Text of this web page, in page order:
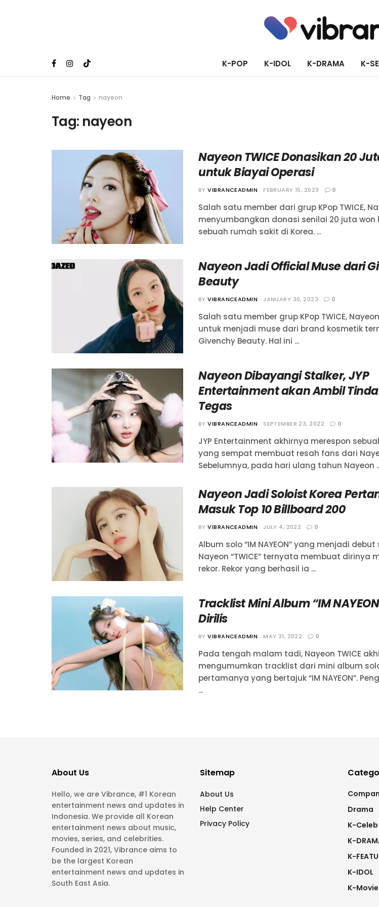
K-POP K-IDOL K-DRAMA K-
Home Tag nayeon
Tag: nayeon
Nayeon TWICE Donasikan 20
untuk Biayai Operasi
BY VIBRANCEADMIN FEBRUARY 15, 2023 0
Salah satu member dari grup KPop TWICE,
menyumbangkan donasi senilai 20 juta won
sebuah rumah sakit di Korea. ...
Nayeon Jadi Official Muse dari
Beauty
BY VIBRANCEADMIN JANUARY 30, 2023 0
Salah satu member grup KPop TWICE,
untuk menjadi muse dari brand kosmetik
Givenchy Beauty. Hal ini ...
Nayeon Dibayangi Stalker, JYP
Entertainment akan Ambil
Tegas
BY VIBRANCEADMIN SEPTEMBER 23, 2022 0
JYP Entertainment akhirnya merespon
yang sempat membuat resah fans dari
Sebelumnya, pada hari ulang tahun Nayeon
Nayeon Jadi Soloist Korea
Masuk Top 10 Billboard 200
BY VIBRANCEADMIN JULY 4, 2022 0
Album solo “IM NAYEON” yang menjadi
Nayeon “TWICE” ternyata membuat dirinya
rekor. Rekor yang berhasil ia ...
Tracklist Mini Album “IM
Dirilis
BY VIBRANCEADMIN MAY 31, 2022 0
Pada tengah malam tadi, Nayeon TWICE
mengumumkan tracklist dari mini album
pertamanya yang bertajuk “IM NAYEON”.
...
About Us
Hello, we are Vibrance, #1 Korean
entertainment news and updates in
Indonesia. We provide all Korean
entertainment news about music,
movies, series, and celebrities.
Founded in 2021, Vibrance aims to
be the largest Korean
entertainment news and updates in
South East Asia.
Sitemap
About Us
Help Center
Privacy Policy
Drama
K-Celeb
K-
K-
K-IDOL
K-Movie